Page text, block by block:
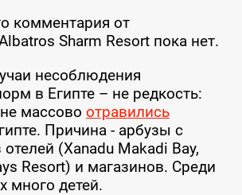
комментария от
Sharm Resort пока нет.
несоблюдения
в Египте – не редкость:
массово отравились
Причина - арбузы с
(Xanadu Makadi Bay,
Resort) и магазинов. Среди
много детей.